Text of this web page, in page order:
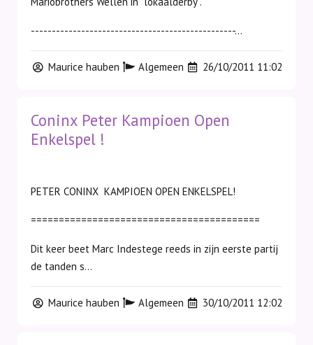
-------------------------------------------------...
Maurice hauben Algemeen 26/10/2011 11:02
Coninx Peter Kampioen Open
Enkelspel !
PETER CONINX KAMPIOEN OPEN ENKELSPEL!
=========================================
Dit keer beet Marc Indestege reeds in zijn eerste partij
de tanden s...
Maurice hauben Algemeen 30/10/2011 12:02